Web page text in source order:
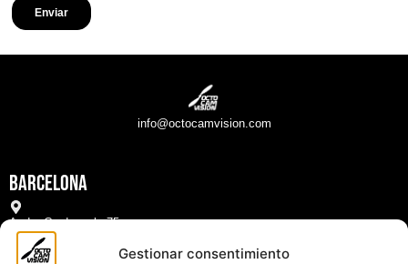
Gestionar consentimiento
info@octocamvision.com
Barcelona
Avda. Cerdanyola 75,
Sant Cugat del Vallès